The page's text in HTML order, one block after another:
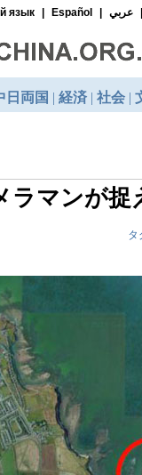
ラマンが捉
タ